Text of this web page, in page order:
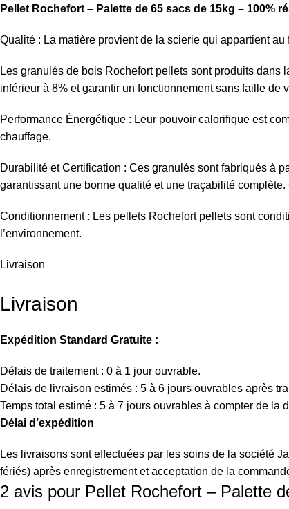
Pellet Rochefort – Palette de 65 sacs de 15kg – 100%
Qualité : La matière provient de la scierie qui appartient au
Les granulés de bois Rochefort pellets sont produits dans
inférieur à 8% et garantir un fonctionnement sans faille de
Performance Énergétique : Leur pouvoir calorifique est
chauffage.
Durabilité et Certification : Ces granulés sont fabriqués à
garantissant une bonne qualité et une traçabilité
Conditionnement : Les pellets Rochefort pellets sont
l’environnement.
Livraison
Livraison
Expédition Standard Gratuite :
Délais de traitement : 0 à 1 jour ouvrable.
Délais de livraison estimés : 5 à 6 jours ouvrables après
Temps total estimé : 5 à 7 jours ouvrables à compter de la
Délai d’expédition
Les livraisons sont effectuées par les soins de la société
fériés) après enregistrement et acceptation de la
2 avis pour Pellet Rochefort – Palette